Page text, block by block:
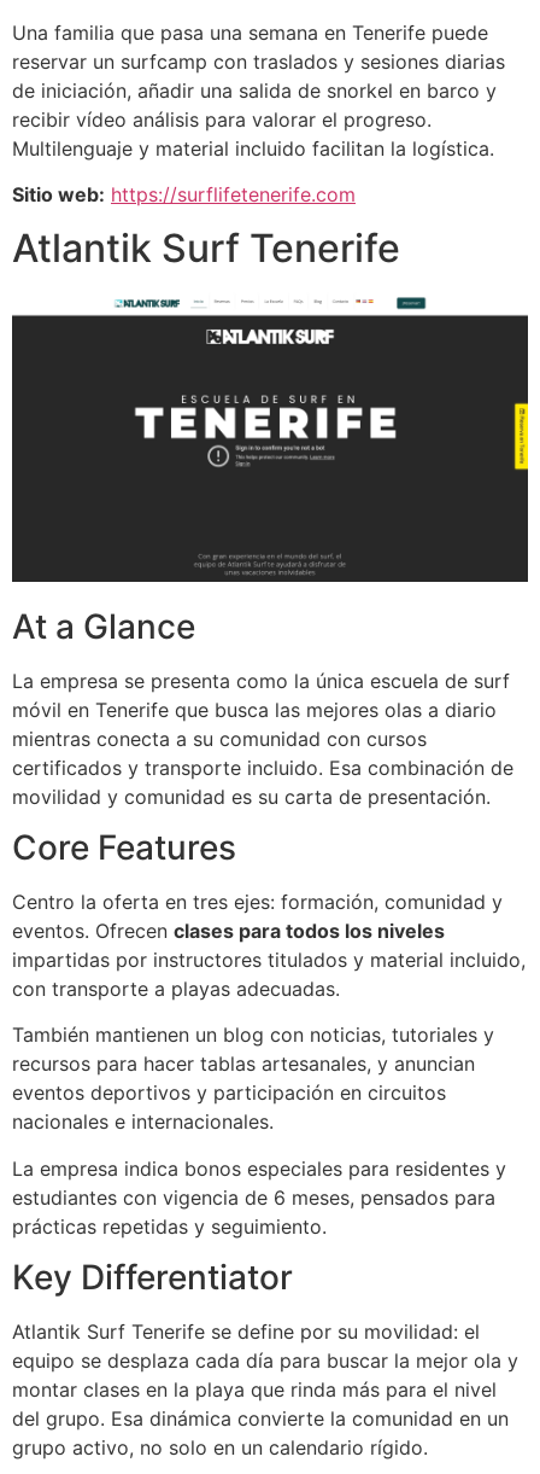
Una familia que pasa una semana en Tenerife puede
reservar un surfcamp con traslados y sesiones diarias
de iniciación, añadir una salida de snorkel en barco y
recibir vídeo análisis para valorar el progreso.
Multilenguaje y material incluido facilitan la logística.
Sitio web: https://surflifetenerife.com
Atlantik Surf Tenerife
At a Glance
La empresa se presenta como la única escuela de surf
móvil en Tenerife que busca las mejores olas a diario
mientras conecta a su comunidad con cursos
certificados y transporte incluido. Esa combinación de
movilidad y comunidad es su carta de presentación.
Core Features
Centro la oferta en tres ejes: formación, comunidad y
eventos. Ofrecen clases para todos los niveles
impartidas por instructores titulados y material incluido,
con transporte a playas adecuadas.
También mantienen un blog con noticias, tutoriales y
recursos para hacer tablas artesanales, y anuncian
eventos deportivos y participación en circuitos
nacionales e internacionales.
La empresa indica bonos especiales para residentes y
estudiantes con vigencia de 6 meses, pensados para
prácticas repetidas y seguimiento.
Key Differentiator
Atlantik Surf Tenerife se define por su movilidad: el
equipo se desplaza cada día para buscar la mejor ola y
montar clases en la playa que rinda más para el nivel
del grupo. Esa dinámica convierte la comunidad en un
grupo activo, no solo en un calendario rígido.